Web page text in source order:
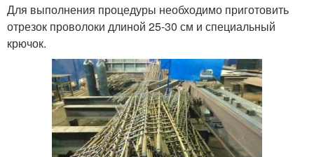
Для выполнения процедуры необходимо приготовить
отрезок проволоки длиной 25-30 см и специальный
крючок.